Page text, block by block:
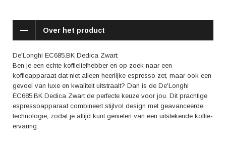
groot voordeel. Dit apparaat past zelfs in de kleinste keukens, zonder
Daarnaast biedt de De'Longhi EC685.BK Dedica Zwart ook praktische
voordelen. Het verwarmingssysteem is snel op temperatuur, waardoor je
nooit lang hoeft te wachten op je eerste kopje koffie in de ochtend. De
afneembare lekbak en het waterreservoir maken het schoonmaken een
eenvoudige klus. Zo kun je altijd genieten van een kopje koffie zonder
gedoe.
Over het product
De'Longhi EC685.BK Dedica Zwart:
Ben je een echte koffieliefhebber en op zoek naar een
koffieapparaat dat niet alleen heerlijke espresso zet, maar ook een
gevoel van luxe en kwaliteit uitstraalt? Dan is de De'Longhi
EC685.BK Dedica Zwart de perfecte keuze voor jou. Dit prachtige
espressoapparaat combineert stijlvol design met geavanceerde
technologie, zodat je altijd kunt genieten van een uitstekende koffie-
ervaring.